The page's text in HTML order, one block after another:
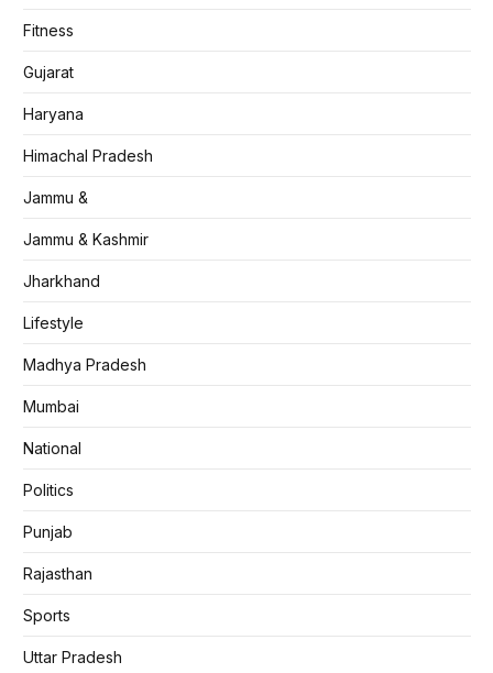
Fitness
Gujarat
Haryana
Himachal Pradesh
Jammu &
Jammu & Kashmir
Jharkhand
Lifestyle
Madhya Pradesh
Mumbai
National
Politics
Punjab
Rajasthan
Sports
Uttar Pradesh